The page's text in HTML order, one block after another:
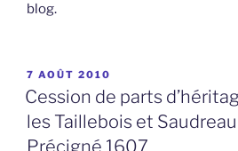
blog.
PUBLIÉ
LE
7 AOÛT 2010
Cession de parts
les Taillebois et